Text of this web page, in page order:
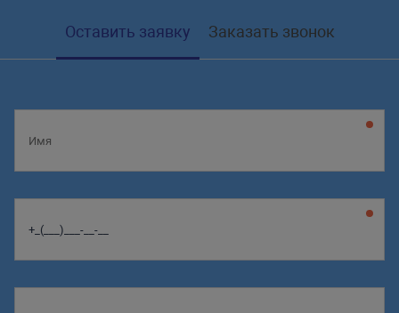
Оставить заявку Заказать звонок